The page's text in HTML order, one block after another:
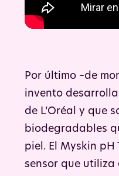
Por último –de
invento
de L’Oréal y que
biodegradables
piel. El Myskin
sensor que